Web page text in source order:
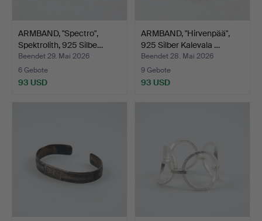
ARMBAND, "Spectro",
Spektrolith, 925 Silbe…
Beendet 29. Mai 2026
6 Gebote
93 USD
ARMBAND, "Hirvenpää",
925 Silber Kalevala …
Beendet 28. Mai 2026
9 Gebote
93 USD